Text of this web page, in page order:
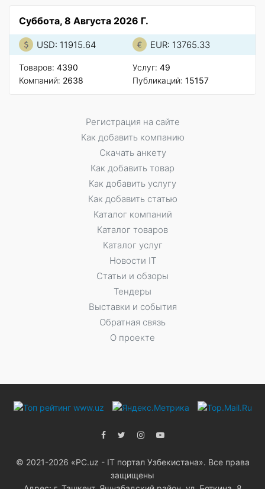
Суббота, 8 Августа 2026 Г.
USD: 11915.64 EUR: 13765.33
Товаров: 4390
Компаний: 2638
Услуг: 49
Публикаций: 15157
Регистрация на сайте
Как добавить компанию
Скачать анкету
Как добавить товар
Как добавить услугу
Как добавить статью
Каталог компаний
Каталог товаров
Каталог услуг
Новости IT
Статьи и обзоры
Тендеры
Выставки и события
Обратная связь
О проекте
© 2021-2026 «PC.uz - IT портал Узбекистана». Все права
защищены